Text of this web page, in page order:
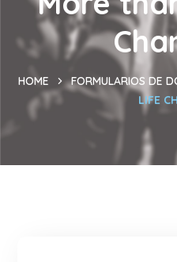
HOME FORMULARIOS DE
LIFE